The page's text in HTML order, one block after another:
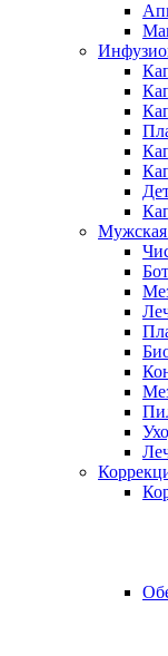
Мужская